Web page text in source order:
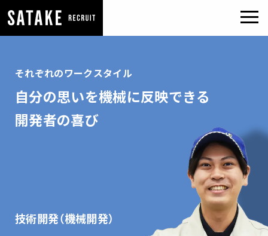
それぞれのワークスタイル
自分の思いを機械に反映できる
開発者の喜び
技術開発（機械開発）